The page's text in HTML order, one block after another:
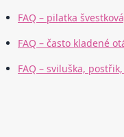
FAQ – pilatka
FAQ – často kladené
FAQ – sviluška,